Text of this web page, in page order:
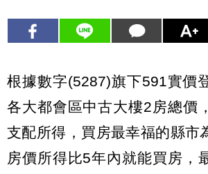
根據數字(5287)旗下591實價
各大都會區中古大樓2房總價
支配所得，買房最幸福的縣市
房價所得比5年內就能買房，